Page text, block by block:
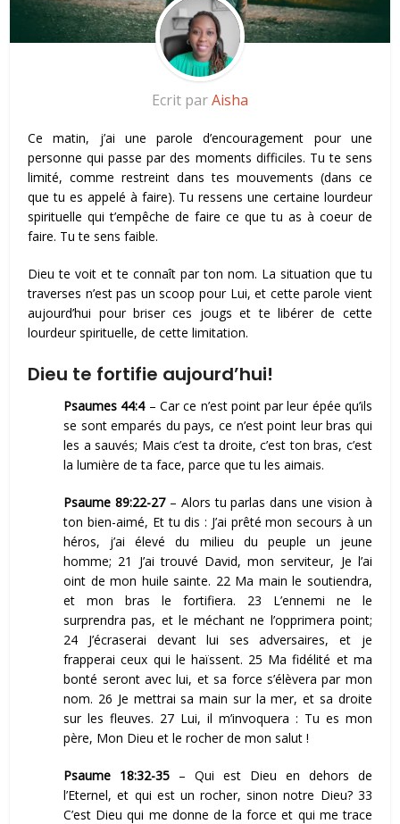
Ecrit parAisha
Ce matin, j’ai une parole d’encouragement pour une
personne qui passe par des moments difficiles. Tu te sens
limité, comme restreint dans tes mouvements (dans ce
que tu es appelé à faire). Tu ressens une certaine lourdeur
spirituelle qui t’empêche de faire ce que tu as à coeur de
faire. Tu te sens faible.
Dieu te voit et te connaît par ton nom. La situation que tu
traverses n’est pas un scoop pour Lui, et cette parole vient
aujourd’hui pour briser ces jougs et te libérer de cette
lourdeur spirituelle, de cette limitation.
Dieu te fortifie aujourd’hui!
Psaumes 44:4 – Car ce n’est point par leur épée qu’ils
se sont emparés du pays, ce n’est point leur bras qui
les a sauvés; Mais c’est ta droite, c’est ton bras, c’est
la lumière de ta face, parce que tu les aimais.
Psaume 89:22-27– Alors tu parlas dans une vision à
ton bien-aimé, Et tu dis : J’ai prêté mon secours à un
héros, j’ai élevé du milieu du peuple un jeune
homme; 21 J’ai trouvé David, mon serviteur, Je l’ai
oint de mon huile sainte. 22 Ma main le soutiendra,
et mon bras le fortifiera. 23 L’ennemi ne le
surprendra pas, et le méchant ne l’opprimera point;
24 J’écraserai devant lui ses adversaires, et je
frapperai ceux qui le haïssent. 25 Ma fidélité et ma
bonté seront avec lui, et sa force s’élèvera par mon
nom. 26 Je mettrai sa main sur la mer, et sa droite
sur les fleuves. 27 Lui, il m’invoquera : Tu es mon
père, Mon Dieu et le rocher de mon salut !
Psaume 18:32-35 – Qui est Dieu en dehors de
l’Eternel, et qui est un rocher, sinon notre Dieu? 33
C’est Dieu qui me donne de la force et qui me trace